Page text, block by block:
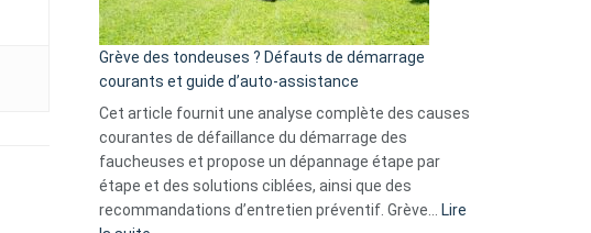
avantages
essentiels
de
la
S330
eufy
Grève des tondeuses ? Défauts de démarrage
courants et guide d’auto-assistance
Cet article fournit une analyse complète des causes
courantes de défaillance du démarrage des
faucheuses et propose un dépannage étape par
étape et des solutions ciblées, ainsi que des
recommandations d’entretien préventif. Grève…
Lire